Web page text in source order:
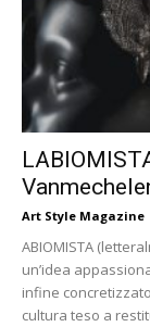
Art Style Magazine
ABIOMISTA
un’idea
infine
cultura teso a